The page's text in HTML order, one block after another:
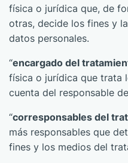
física o jurídica que, de
otras, decide los fines y
datos personales.
“encargado del
física o jurídica que trata
cuenta del responsable
“corresponsables del
más responsables que
fines y los medios del